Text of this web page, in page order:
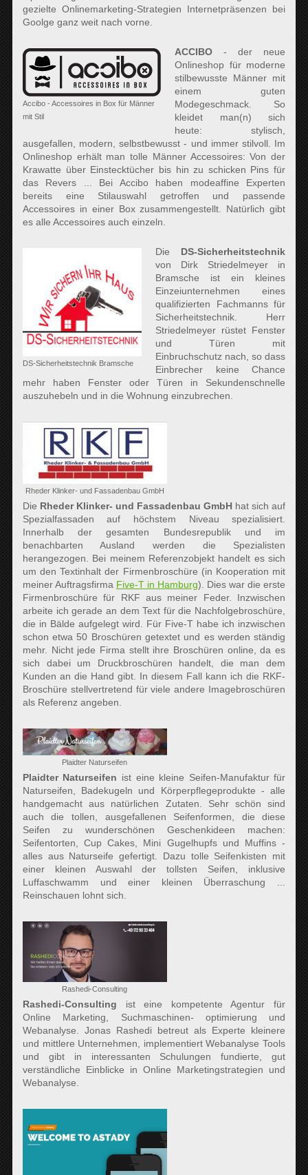
gezielte Onlinemarketing-Strategien Internetpräsenzen bei
Goolge ganz weit nach vorne.
Accibo - Accessoires in Box für Männer
mit Stil
ACCIBO- der neue
Onlineshop für moderne
stilbewusste Männer mit
einem guten
Modegeschmack. So
kleidet man(n) sich
heute: stylisch,
ausgefallen, modern, selbstbewusst - und immer stilvoll. Im
Onlineshop erhält man tolle Männer Accessoires: Von der
Krawatte über Einstecktücher bis hin zu schicken Pins für
das Revers ... Bei Accibo haben modeaffine Experten
bereits eine Stilauswahl getroffen und passende
Accessoires in einer Box zusammengestellt. Natürlich gibt
es alle Accessoires auch einzeln.
DS-Sicherheitstechnik Bramsche
Die DS-Sicherheitstechnik
von Dirk Striedelmeyer in
Bramsche ist ein kleines
Einzeiunternehmen eines
qualifizierten Fachmanns für
Sicherheitstechnik. Herr
Striedelmeyer rüstet Fenster
und Türen mit
Einbruchschutz nach, so dass
Einbrecher keine Chance
mehr haben Fenster oder Türen in Sekundenschnelle
auszuhebeln und in die Wohnung einzubrechen.
Rheder Klinker- und Fassadenbau GmbH
Die Rheder Klinker- und Fassadenbau GmbH hat sich auf
Spezialfassaden auf höchstem Niveau spezialisiert.
Innerhalb der gesamten Bundesrepublik und im
benachbarten Ausland werden die Spezialisten
herangezogen. Bei meinem Referenzobjekt handelt es sich
um den Textinhalt der Firmenbroschüre (in Kooperation mit
meiner Auftragsfirma Five-T in Hamburg). Dies war die erste
Firmenbroschüre für RKF aus meiner Feder. Inzwischen
arbeite ich gerade an dem Text für die Nachfolgebroschüre,
die in Bälde aufgelegt wird. Für Five-T habe ich inzwischen
schon etwa 50 Broschüren getextet und es werden ständig
mehr. Nicht jede Firma stellt ihre Broschüren online, da es
sich dabei um Druckbroschüren handelt, die man dem
Kunden an die Hand gibt. In diesem Fall kann ich die RKF-
Broschüre stellvertretend für viele andere Imagebroschüren
als Referenz angeben.
Plaidter Naturseifen
Plaidter Naturseifen ist eine kleine Seifen-Manufaktur für
Naturseifen, Badekugeln und Körperpflegeprodukte - alle
handgemacht aus natürlichen Zutaten. Sehr schön sind
auch die tollen, ausgefallenen Seifenformen, die diese
Seifen zu wunderschönen Geschenkideen machen:
Seifentorten, Cup Cakes, Mini Gugelhupfs und Muffins -
alles aus Naturseife gefertigt. Dazu tolle Seifenkisten mit
einer kleinen Auswahl der tollsten Seifen, inklusive
Luffaschwamm und einer kleinen Überraschung ...
Reinschauen lohnt sich.
Rashedi-Consulting
Rashedi-Consulting ist eine kompetente Agentur für
Online Marketing, Suchmaschinen- optimierung und
Webanalyse. Jonas Rashedi betreut als Experte kleinere
und mittlere Unternehmen, implementiert Webanalyse Tools
und gibt in interessanten Schulungen fundierte, gut
verständliche Einblicke in Online Marketingstrategien und
Webanalyse.